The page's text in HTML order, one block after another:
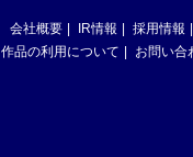
会社概要 IR情報 採用情報
作品の利用について
お問い合